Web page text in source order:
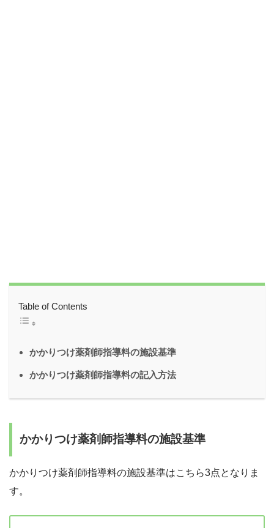
Table of Contents
かかりつけ薬剤師指導料の施設基準
かかりつけ薬剤師指導料の記入方法
かかりつけ薬剤師指導料の施設基準
かかりつけ薬剤師指導料の施設基準はこちら3点となりま
す。